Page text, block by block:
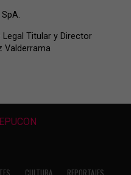
Titular y Director
Valderrama